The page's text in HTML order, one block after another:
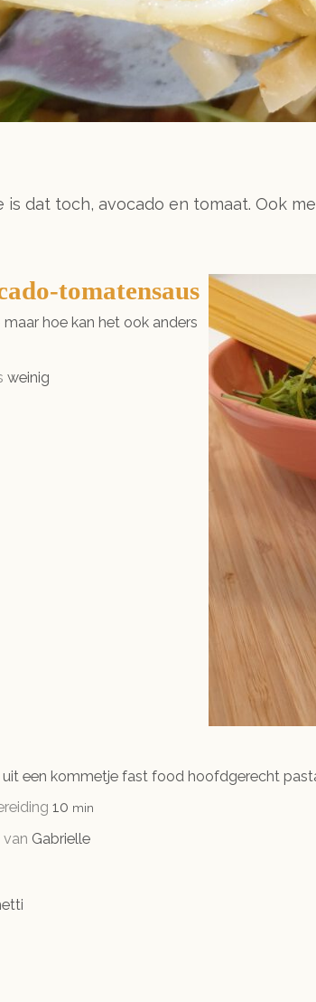
dat toch, avocado en tomaat. Ook
tomatensaus
hoe kan het ook anders
weinig
een kommetje fast food hoofdgerecht
10minuten
min
van Gabrielle